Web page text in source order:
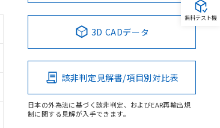
3D CADデータ
該非判定見解書/項目別対比表
日本の外為法に基づく該非判定、およびEAR再輸出規
制に関する見解が入手できます。
無料テスト機